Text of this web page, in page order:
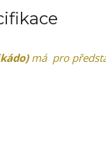
má pro